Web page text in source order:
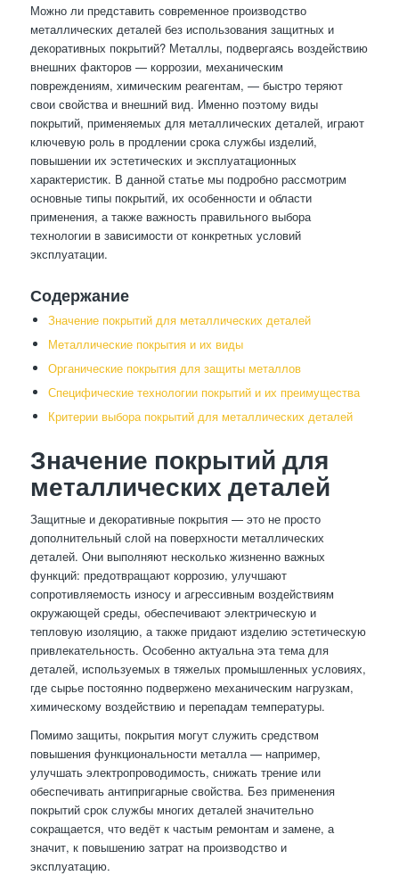
Можно ли представить современное производство
металлических деталей без использования защитных и
декоративных покрытий? Металлы, подвергаясь воздействию
внешних факторов — коррозии, механическим
повреждениям, химическим реагентам, — быстро теряют
свои свойства и внешний вид. Именно поэтому виды
покрытий, применяемых для металлических деталей, играют
ключевую роль в продлении срока службы изделий,
повышении их эстетических и эксплуатационных
характеристик. В данной статье мы подробно рассмотрим
основные типы покрытий, их особенности и области
применения, а также важность правильного выбора
технологии в зависимости от конкретных условий
эксплуатации.
Содержание
Значение покрытий для металлических деталей
Металлические покрытия и их виды
Органические покрытия для защиты металлов
Специфические технологии покрытий и их преимущества
Критерии выбора покрытий для металлических деталей
Значение покрытий для
металлических деталей
Защитные и декоративные покрытия — это не просто
дополнительный слой на поверхности металлических
деталей. Они выполняют несколько жизненно важных
функций: предотвращают коррозию, улучшают
сопротивляемость износу и агрессивным воздействиям
окружающей среды, обеспечивают электрическую и
тепловую изоляцию, а также придают изделию эстетическую
привлекательность. Особенно актуальна эта тема для
деталей, используемых в тяжелых промышленных условиях,
где сырье постоянно подвержено механическим нагрузкам,
химическому воздействию и перепадам температуры.
Помимо защиты, покрытия могут служить средством
повышения функциональности металла — например,
улучшать электропроводимость, снижать трение или
обеспечивать антипригарные свойства. Без применения
покрытий срок службы многих деталей значительно
сокращается, что ведёт к частым ремонтам и замене, а
значит, к повышению затрат на производство и
эксплуатацию.